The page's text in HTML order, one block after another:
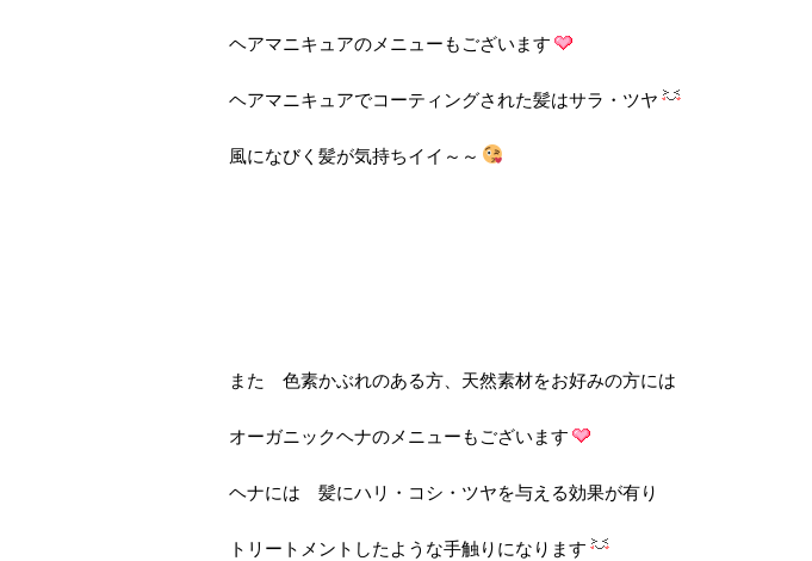
ヘアマニキュアのメニューもございます
ヘアマニキュアでコーティングされた髪はサラ・ツヤ
風になびく髪が気持ちイイ～～
また 色素かぶれのある方、天然素材をお好みの方には
オーガニックヘナのメニューもございます
ヘナには 髪にハリ・コシ・ツヤを与える効果が有り
トリートメントしたような手触りになります